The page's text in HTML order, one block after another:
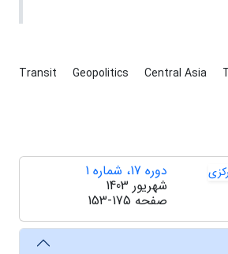
Transit Geopolitics Central Asia
دوره 17، شماره 1
شهریور 1403
صفحه 153-175